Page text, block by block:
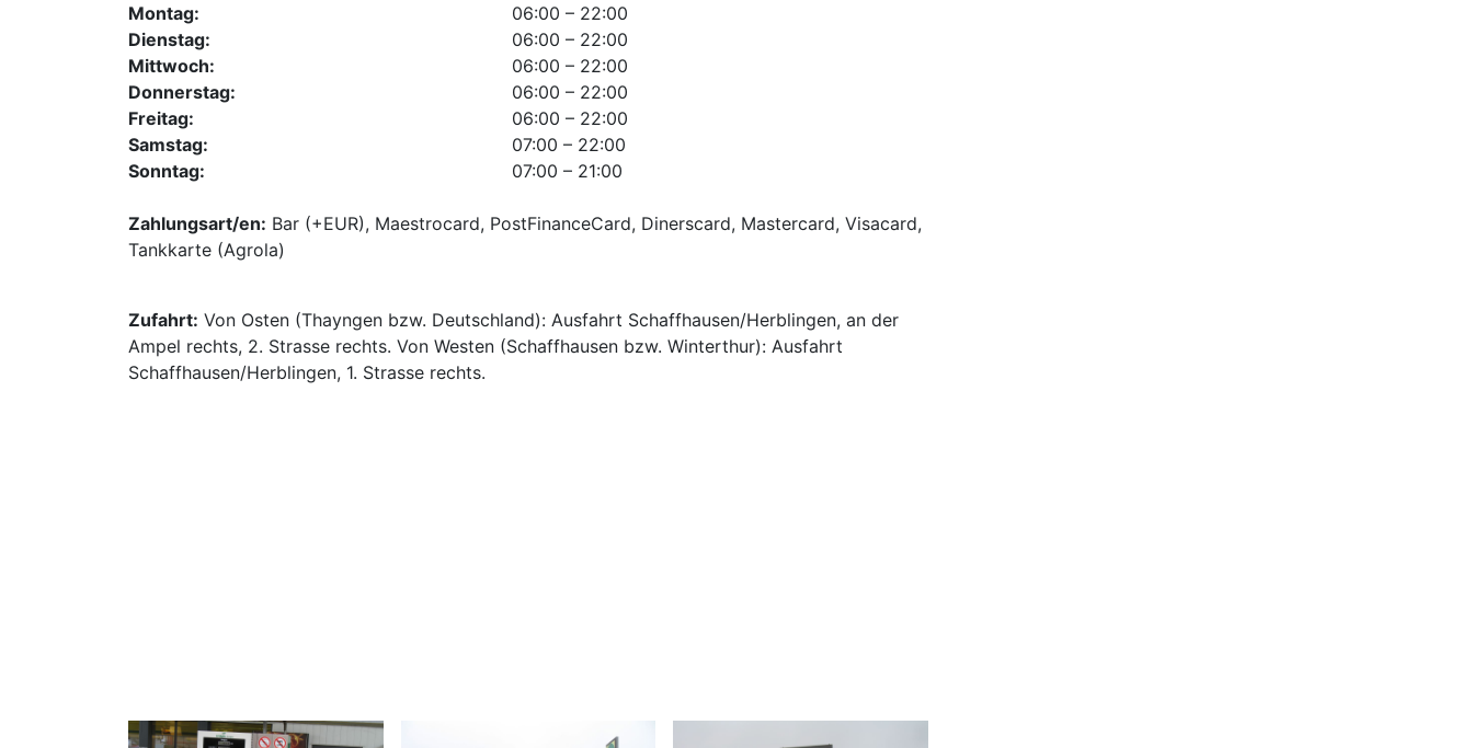
Montag:
06:00 – 22:00
Dienstag:
06:00 – 22:00
Mittwoch:
06:00 – 22:00
Donnerstag:
06:00 – 22:00
Freitag:
06:00 – 22:00
Samstag:
07:00 – 22:00
Sonntag:
07:00 – 21:00
Zahlungsart/en: Bar (+EUR), Maestrocard, PostFinanceCard, Dinerscard, Mastercard, Visacard,
Tankkarte (Agrola)
Zufahrt: Von Osten (Thayngen bzw. Deutschland): Ausfahrt Schaffhausen/Herblingen, an der
Ampel rechts, 2. Strasse rechts. Von Westen (Schaffhausen bzw. Winterthur): Ausfahrt
Schaffhausen/Herblingen, 1. Strasse rechts.